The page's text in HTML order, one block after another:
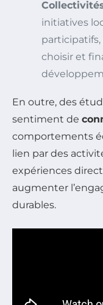
initiatives
choisir et
En outre, des
sentiment de
comportements
lien par des
expériences
augmenter
durables.